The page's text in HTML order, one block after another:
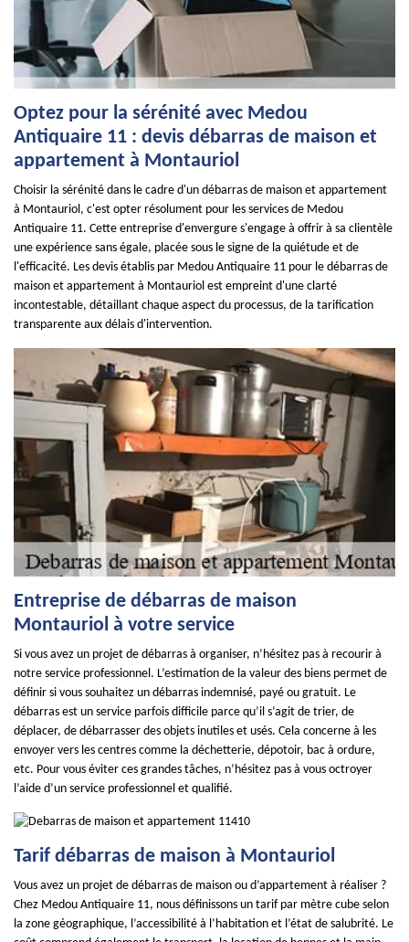
Optez pour la sérénité avec Medou
Antiquaire 11 : devis débarras de maison et
appartement à Montauriol
Choisir la sérénité dans le cadre d'un débarras de maison et appartement
à Montauriol, c'est opter résolument pour les services de Medou
Antiquaire 11. Cette entreprise d'envergure s'engage à offrir à sa clientèle
une expérience sans égale, placée sous le signe de la quiétude et de
l'efficacité. Les devis établis par Medou Antiquaire 11 pour le débarras de
maison et appartement à Montauriol est empreint d'une clarté
incontestable, détaillant chaque aspect du processus, de la tarification
transparente aux délais d'intervention.
Entreprise de débarras de maison
Montauriol à votre service
Si vous avez un projet de débarras à organiser, n’hésitez pas à recourir à
notre service professionnel. L’estimation de la valeur des biens permet de
définir si vous souhaitez un débarras indemnisé, payé ou gratuit. Le
débarras est un service parfois difficile parce qu’il s’agit de trier, de
déplacer, de débarrasser des objets inutiles et usés. Cela concerne à les
envoyer vers les centres comme la déchetterie, dépotoir, bac à ordure,
etc. Pour vous éviter ces grandes tâches, n’hésitez pas à vous octroyer
l’aide d’un service professionnel et qualifié.
Tarif débarras de maison à Montauriol
Vous avez un projet de débarras de maison ou d’appartement à réaliser ?
Chez Medou Antiquaire 11, nous définissons un tarif par mètre cube selon
la zone géographique, l’accessibilité à l’habitation et l’état de salubrité. Le